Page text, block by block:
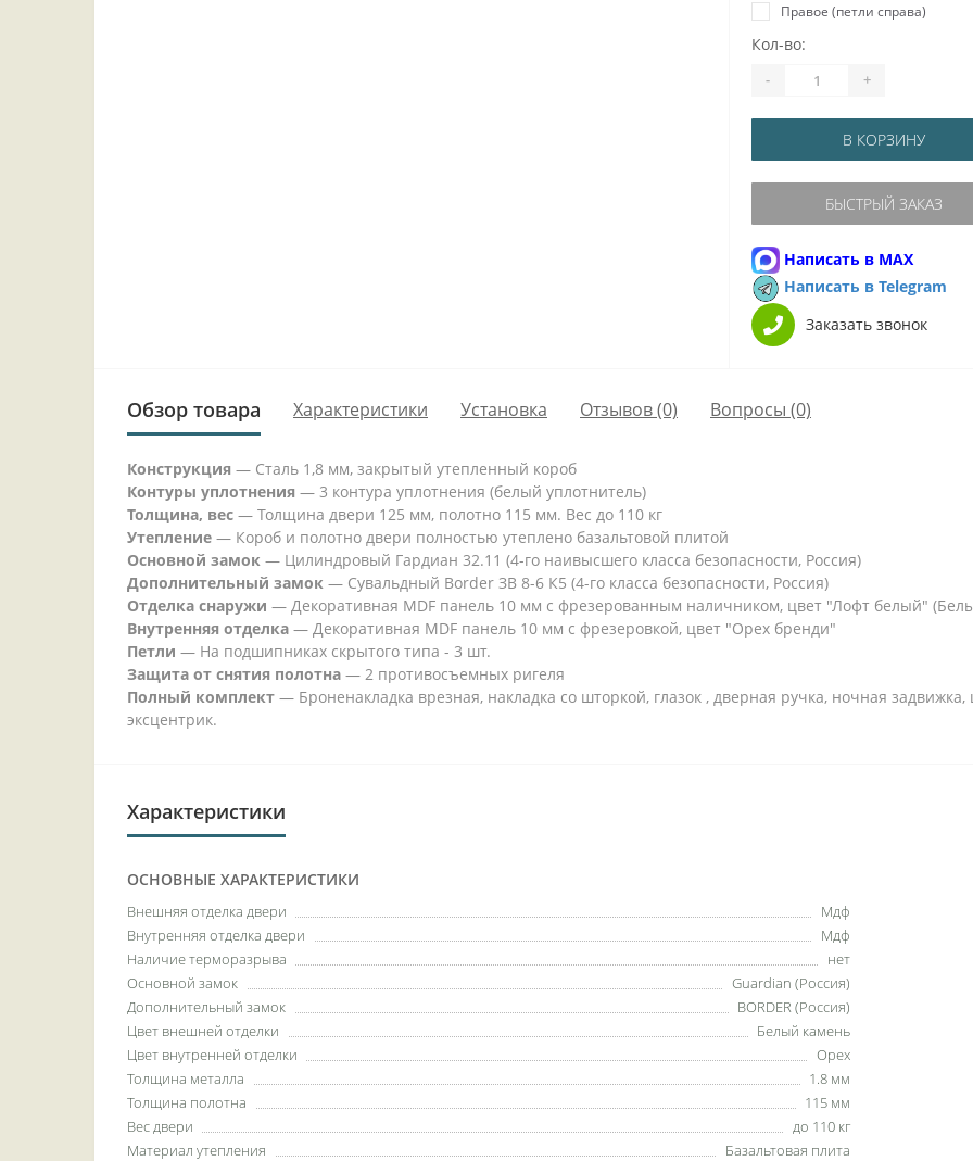
Правое (петли справа)
Кол-во:
- +
В КОРЗИНУ
БЫСТРЫЙ ЗАКАЗ
Написать в MAX
Написать в Telegram
Заказать звонок
Обзор товара Характеристики Установка Отзывов (0) Вопросы (0)
Конструкция — Сталь 1,8 мм, закрытый утепленный короб
Контуры уплотнения — 3 контура уплотнения (белый уплотнитель)
Толщина, вес — Толщина двери 125 мм, полотно 115 мм. Вес до 110 кг
Утепление — Короб и полотно двери полностью утеплено базальтовой плитой
Основной замок — Цилиндровый Гардиан 32.11 (4-го наивысшего класса безопасности, Россия)
Дополнительный замок — Сувальдный Border ЗВ 8-6 К5 (4-го класса безопасности, Россия)
Отделка снаружи — Декоративная MDF панель 10 мм с фрезерованным наличником, цвет "Лофт белый"
Внутренняя отделка — Декоративная MDF панель 10 мм с фрезеровкой, цвет "Орех бренди"
Петли — На подшипниках скрытого типа - 3 шт.
Защита от снятия полотна — 2 противосъемных ригеля
Полный комплект — Броненакладка врезная, накладка со шторкой, глазок , дверная ручка, ночная
эксцентрик.
Характеристики
ОСНОВНЫЕ ХАРАКТЕРИСТИКИ
Внешняя отделка двери
Мдф
Внутренняя отделка двери
Мдф
Наличие терморазрыва
нет
Основной замок
Guardian (Россия)
Дополнительный замок
BORDER (Россия)
Цвет внешней отделки
Белый камень
Цвет внутренней отделки
Орех
Толщина металла
1.8 мм
Толщина полотна
115 мм
Вес двери
до 110 кг
Материал утепления
Базальтовая плита